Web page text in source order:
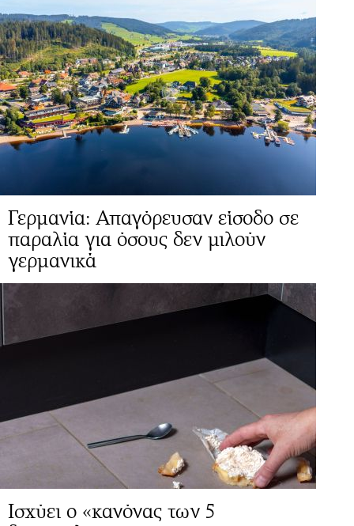
Γερμανία: Απαγόρευσαν είσοδο σε
παραλία για όσους δεν μιλούν
γερμανικά
Ισχύει ο «κανόνας των 5